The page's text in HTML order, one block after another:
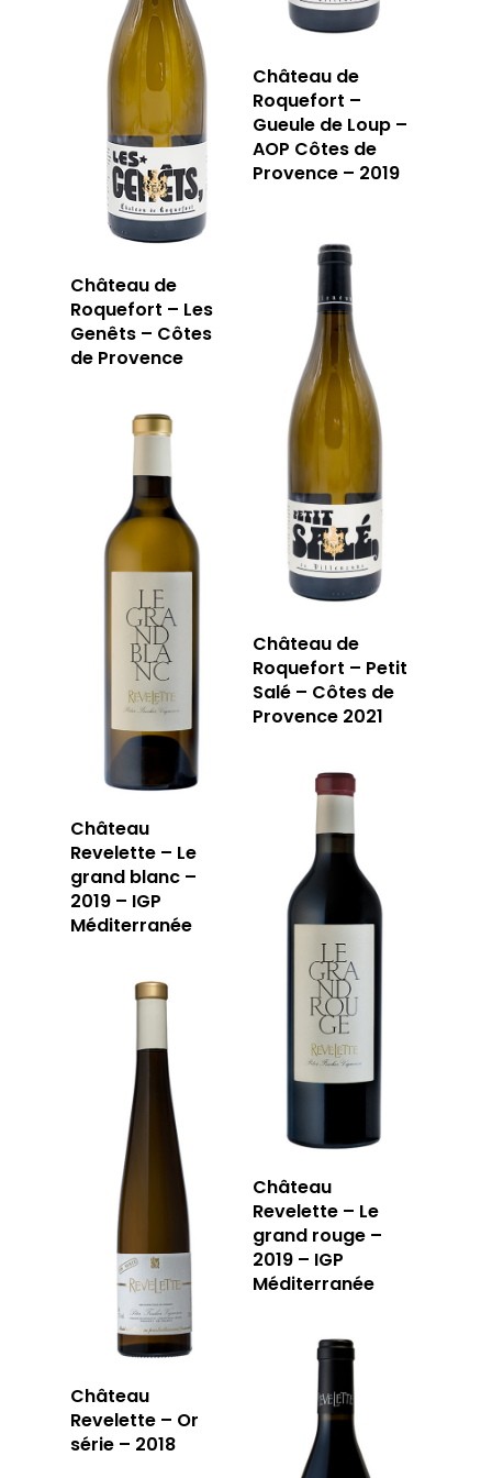
Château de
Roquefort –
Gueule de Loup –
AOP Côtes de
Provence – 2019
Château de
Roquefort – Les
Genêts – Côtes
de Provence
Château de
Roquefort – Petit
Salé – Côtes de
Provence 2021
Château
Revelette – Le
grand blanc –
2019 – IGP
Méditerranée
Château
Revelette – Le
grand rouge –
2019 – IGP
Méditerranée
Château
Revelette – Or
série – 2018
LA CAVE